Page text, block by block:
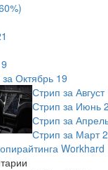
Октябрь 19
Стрип за Август
Стрип за Июнь
Стрип за
Стрип за Март
Workhard